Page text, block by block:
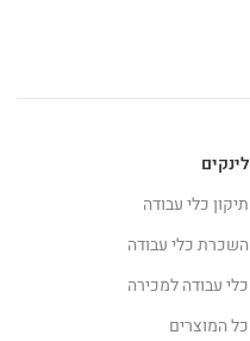
לינקים
תיקון כלי עבודה
השכרת כלי עבודה
כלי עבודה למכירה
כל המוצרים